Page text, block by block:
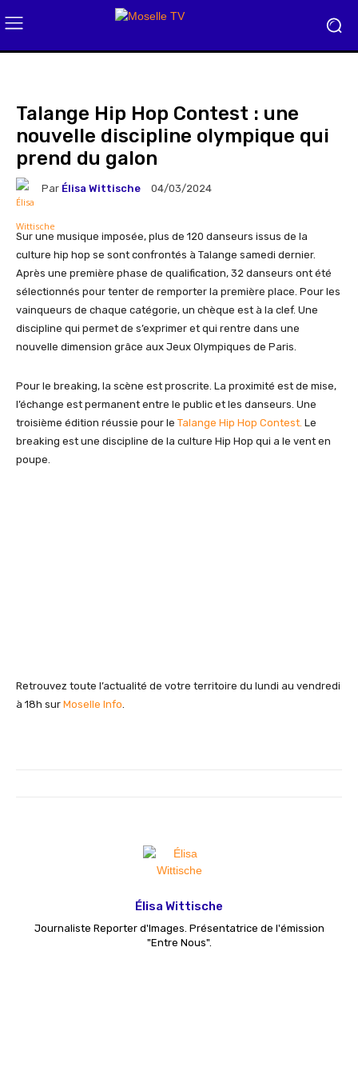
Talange Hip Hop Contest : une
nouvelle discipline olympique qui
prend du galon
Par Élisa Wittische 04/03/2024
Sur une musique imposée, plus de 120 danseurs issus de la
culture hip hop se sont confrontés à Talange samedi dernier.
Après une première phase de qualification, 32 danseurs ont été
sélectionnés pour tenter de remporter la première place. Pour les
vainqueurs de chaque catégorie, un chèque est à la clef. Une
discipline qui permet de s’exprimer et qui rentre dans une
nouvelle dimension grâce aux Jeux Olympiques de Paris.
Pour le breaking, la scène est proscrite. La proximité est de mise,
l’échange est permanent entre le public et les danseurs. Une
troisième édition réussie pour le Talange Hip Hop Contest. Le
breaking est une discipline de la culture Hip Hop qui a le vent en
poupe.
Retrouvez toute l’actualité de votre territoire du lundi au vendredi
à 18h sur Moselle Info
Élisa Wittische
Journaliste Reporter d'Images. Présentatrice de l'émission
"Entre Nous".